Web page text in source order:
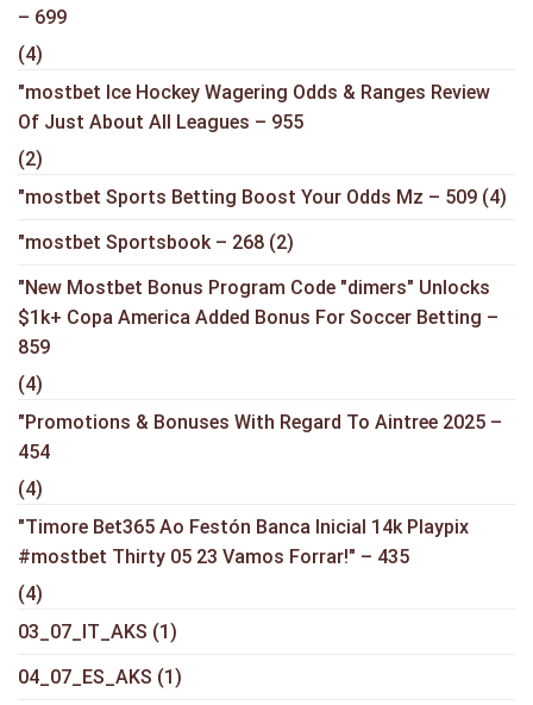
– 699
(4)
"mostbet Ice Hockey Wagering Odds & Ranges Review
Of Just About All Leagues – 955
(2)
"mostbet Sports Betting Boost Your Odds Mz – 509 (4)
"mostbet Sportsbook – 268 (2)
"New Mostbet Bonus Program Code "dimers" Unlocks
$1k+ Copa America Added Bonus For Soccer Betting –
859
(4)
"Promotions & Bonuses With Regard To Aintree 2025 –
454
(4)
"Timore Bet365 Ao Festón Banca Inicial 14k Playpix
#mostbet Thirty 05 23 Vamos Forrar!" – 435
(4)
03_07_IT_AKS (1)
04_07_ES_AKS (1)